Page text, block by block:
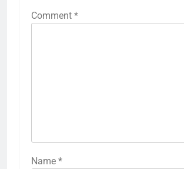
Comment *
Name *